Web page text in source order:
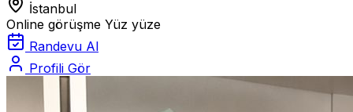
İstanbul
Online görüşme Yüz yüze
Randevu Al
Profili Gör